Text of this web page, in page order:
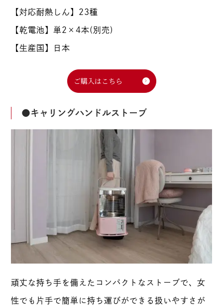
【対応耐熱しん】23種
【乾電池】単2×4本(別売)
【生産国】日本
ご購入はこちら
●キャリングハンドルストーブ
頑丈な持ち手を備えたコンパクトなストーブで、女
性でも片手で簡単に持ち運びができる扱いやすさが